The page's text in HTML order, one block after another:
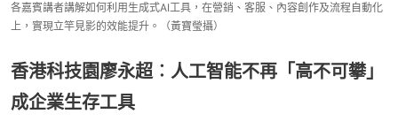
各嘉賓講者講解如何利用生成式AI工具，在營銷、客服、內容創作及流程自動化
上，實現立竿見影的效能提升。（黃寶瑩攝）
香港科技園廖永超︰人工智能不再「高不可攀」
成企業生存工具